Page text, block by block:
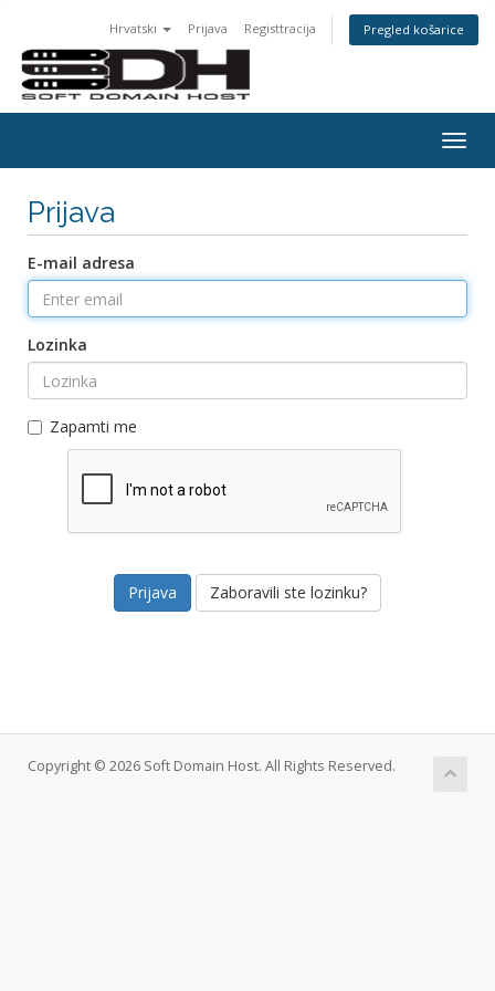
Hrvatski Prijava Registtracija Pregled košarice
Prijava
E-mail adresa
Lozinka
Zapamti me
Zaboravili ste lozinku?
Copyright © 2026 Soft Domain Host. All Rights Reserved.